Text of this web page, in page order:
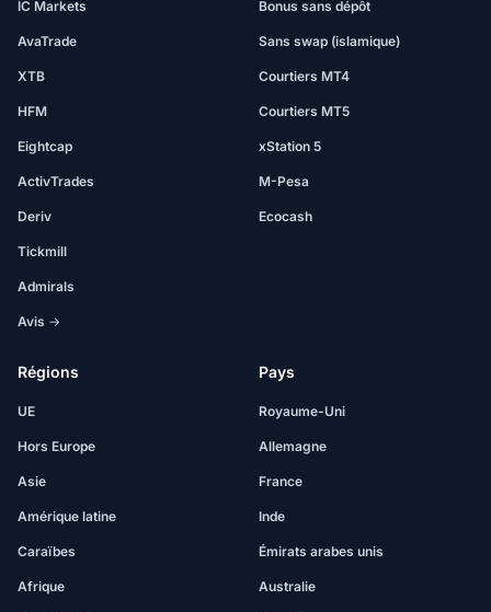
IC Markets
AvaTrade
XTB
HFM
Eightcap
ActivTrades
Deriv
Tickmill
Admirals
Avis →
Bonus sans dépôt
Sans swap (islamique)
Courtiers MT4
Courtiers MT5
xStation 5
M-Pesa
Ecocash
Régions
UE
Hors Europe
Asie
Amérique latine
Caraïbes
Afrique
Pays
Royaume-Uni
Allemagne
France
Inde
Émirats arabes unis
Australie